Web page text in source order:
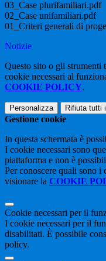
03_Case plurifamiliari.pdf
02_Case unifamiliari.pdf
01_Criteri generali di
Notizie
Questo sito o gli strumenti
cookie necessari al
COOKIE POLICY.
Personalizza Rifiuta tutti
Gestione cookie
In questa schermata è
I cookie necessari sono
piattaforma e non è
Per conoscere quali sono i
visionare la COOKIE
Cookie necessari per il
I cookie necessari per il
disabilitati. È possibile
policy.